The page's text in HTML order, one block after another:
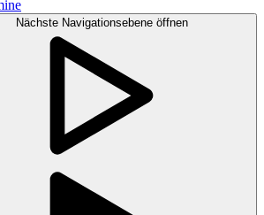
Nächste Navigationsebene öffnen